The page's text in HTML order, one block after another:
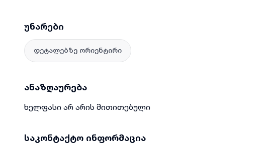
უნარები
დეტალებზე ორიენტირი
ანაზღაურება
ხელფასი არ არის მითითებული
საკონტაქტო ინფორმაცია